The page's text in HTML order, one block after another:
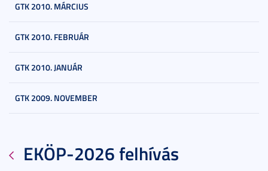
GTK 2010. MÁRCIUS
GTK 2010. FEBRUÁR
GTK 2010. JANUÁR
GTK 2009. NOVEMBER
EKÖP-2026 felhívás